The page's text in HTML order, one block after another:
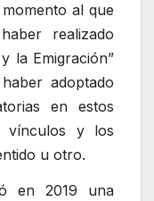
al que
realizado
la Emigración”
adoptado
en estos
vínculos y los
u otro.
en 2019 una